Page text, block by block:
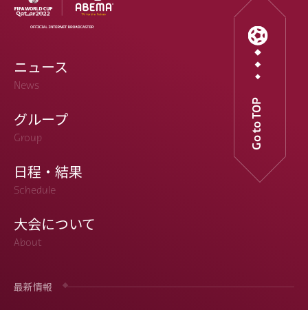
ニュース
News
グループ
Group
日程・結果
Schedule
大会について
About
最新情報
Go to TOP